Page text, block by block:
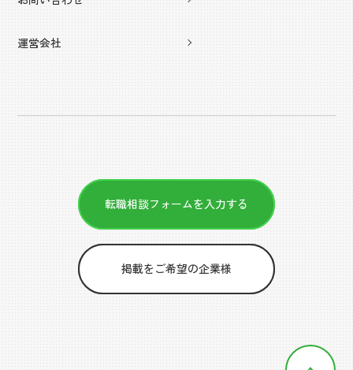
運営会社
転職相談フォームを入力する
掲載をご希望の企業様